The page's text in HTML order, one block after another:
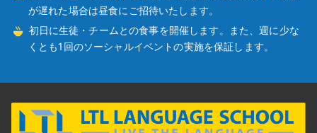
が遅れた場合は昼食にご招待いたします。
初日に生徒・チームとの食事を開催します。また、週に少な
くとも1回のソーシャルイベントの実施を保証します。